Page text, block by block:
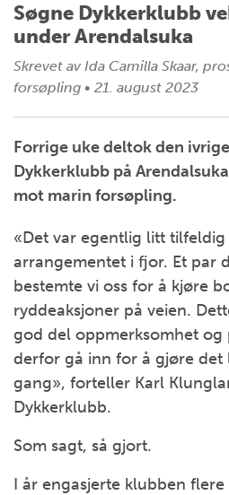
Søgne Dykkerklubb
under Arendalsuka
Skrevet av Ida Camilla Skaar,
forsøpling • 21. august 2023
Forrige uke deltok den
Dykkerklubb på
mot marin forsøpling.
«Det var egentlig litt
arrangementet i fjor. Et par
bestemte vi oss for å kjøre
ryddeaksjoner på veien.
god del oppmerksomhet og
derfor gå inn for å gjøre det
gang», forteller Karl
Dykkerklubb.
Som sagt, så gjort.
I år engasjerte klubben